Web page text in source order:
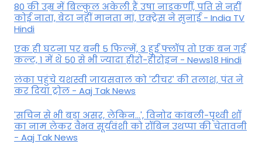
80 की उम्र में बिल्कुल अकेली हैं उषा नाडकर्णी, पति से नहीं
कोई नाता, बेटा नहीं मानता मां, एक्ट्रेस ने सुनाई - India TV
Hindi
एक ही घटना पर बनी 5 फिल्में, 3 हुईं फ्लॉप तो एक बन गई
कल्ट, 1 में थे 50 से भी ज्यादा हीरो-हीरोइन - News18 Hindi
लंका पहुंचे यशस्वी जायसवाल को 'टीचर' की तलाश, पंत ने
कर द‍िया ट्रोल - Aaj Tak News
'सचिन से भी बड़ा असर, लेकिन...', व‍िनोद कांबली-पृथ्वी शॉ
का नाम लेकर वैभव सूर्यवंशी को रॉबिन उथप्पा की चेतावनी
- Aaj Tak News